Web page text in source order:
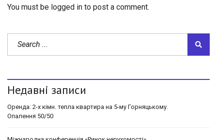
You must be logged in to post a comment.
Недавні записи
Оренда: 2-х кімн. тепла квартира на 5-му Горняцькому.
Опалення 50/50